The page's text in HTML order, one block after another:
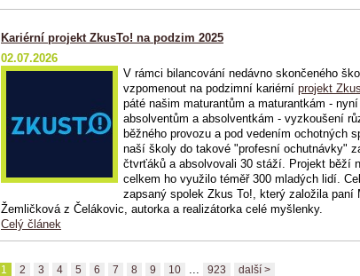
Kariérní projekt ZkusTo! na podzim 2025
02.07.2026
V rámci bilancování nedávno skončeného
vzpomenout na podzimní kariérníprojekt
páté našim maturantům a maturantkám -
absolventům a absolventkám - vyzkoušení
běžného provozu a pod vedením ochotných
naší školy do takové "profesní ochutnávky"
čtvrťáků a absolvovali 30 stáží. Projekt běží
celkem ho využilo téměř 300 mladých lidí.
zapsaný spolek Zkus To!, který založila paní
Žemličková z Čelákovic, autorka a realizátorka celé myšlenky.
Celý článek
1 2 3 4 5 6 7 8 9 10 923 další >